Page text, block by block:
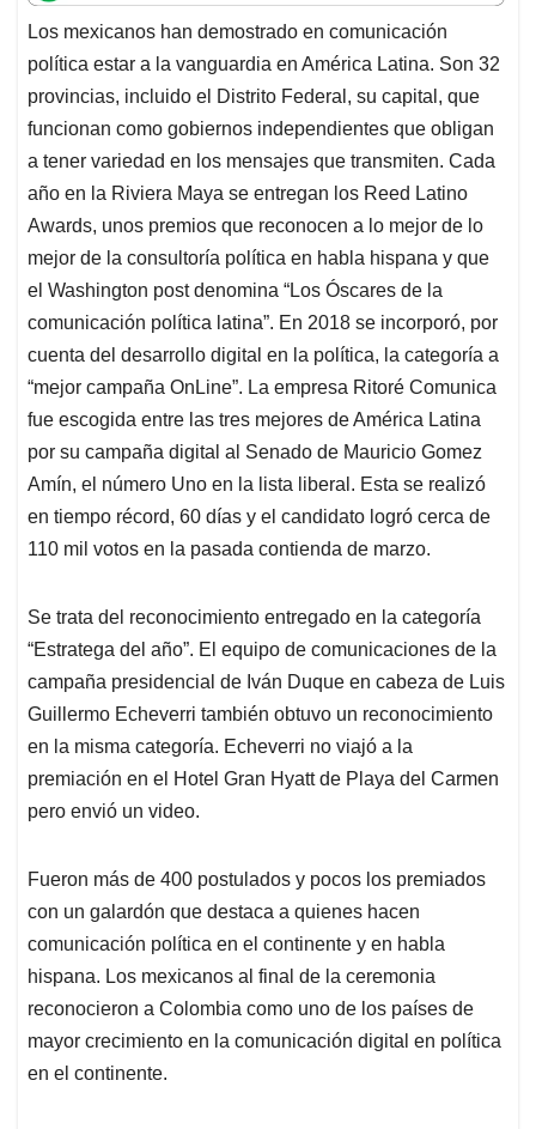
t
s
A
p
p
e
b
o
o
k
k
e
d
I
n
i
l
e
a
d
s
Los mexicanos han demostrado en comunicación
política estar a la vanguardia en América Latina. Son 32
provincias, incluido el Distrito Federal, su capital, que
funcionan como gobiernos independientes que obligan
a tener variedad en los mensajes que transmiten. Cada
año en la Riviera Maya se entregan los Reed Latino
Awards, unos premios que reconocen a lo mejor de lo
mejor de la consultoría política en habla hispana y que
el Washington post denomina “Los Óscares de la
comunicación política latina”. En 2018 se incorporó, por
cuenta del desarrollo digital en la política, la categoría a
“mejor campaña OnLine”. La empresa Ritoré Comunica
fue escogida entre las tres mejores de América Latina
por su campaña digital al Senado de Mauricio Gomez
Amín, el número Uno en la lista liberal. Esta se realizó
en tiempo récord, 60 días y el candidato logró cerca de
110 mil votos en la pasada contienda de marzo.
Se trata del reconocimiento entregado en la categoría
“Estratega del año”. El equipo de comunicaciones de la
campaña presidencial de Iván Duque en cabeza de Luis
Guillermo Echeverri también obtuvo un reconocimiento
en la misma categoría. Echeverri no viajó a la
premiación en el Hotel Gran Hyatt de Playa del Carmen
pero envió un video.
Fueron más de 400 postulados y pocos los premiados
con un galardón que destaca a quienes hacen
comunicación política en el continente y en habla
hispana. Los mexicanos al final de la ceremonia
reconocieron a Colombia como uno de los países de
mayor crecimiento en la comunicación digital en política
en el continente.